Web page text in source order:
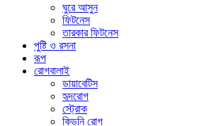
ঘুরে আসুন
ফিটনেস
তারকার ফিটনেস
পুষ্টি ও রসনা
রূপ
রোগবালাই
ডায়াবেটিস
হৃদরোগ
স্ট্রোক
কিডনি রোগ